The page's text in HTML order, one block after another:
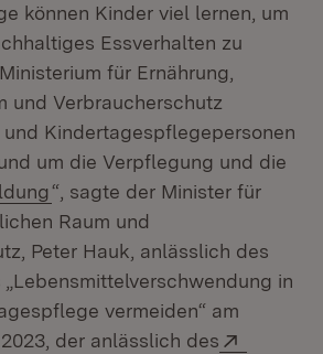
können Kinder viel lernen, um
Essverhalten zu
für Ernährung,
und Verbraucherschutz
Kindertagespflegepersonen
um die Verpflegung und die
(Öffnet in neuem Fenster)
“, sagte der Minister für
Raum und
Peter Hauk, anlässlich des
in
vermeiden“ am
der anlässlich des